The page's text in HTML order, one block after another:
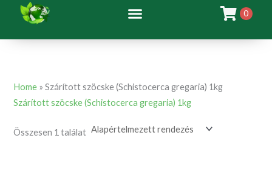
content
0
Home »Szárított szöcske (Schistocerca gregaria) 1kg
Szárított szöcske (Schistocerca gregaria) 1kg
Összesen 1 találat